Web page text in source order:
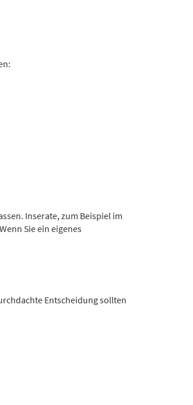
Inserate, zum Beispiel im
Sie ein eigenes
Entscheidung sollten